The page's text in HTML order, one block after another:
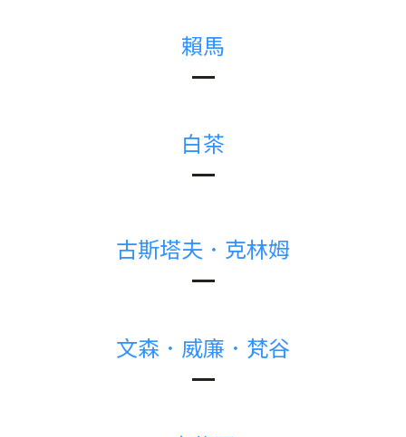
賴馬
白茶
古斯塔夫．克林姆
文森．威廉．梵谷